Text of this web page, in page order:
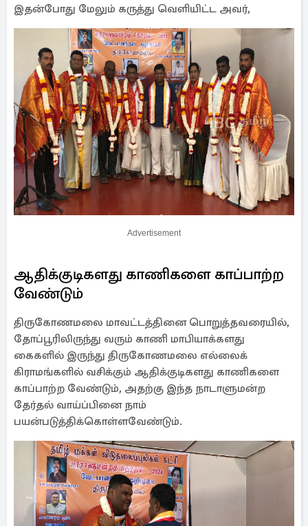
இதன்போது மேலும் கருத்து வெளியிட்ட அவர்,
Advertisement
ஆதிக்குடிகளது காணிகளை காப்பாற்ற
வேண்டும்
திருகோணமலை மாவட்டத்தினை பொறுத்தவரையில்,
தோப்பூரிலிருந்து வரும் காணி மாபியாக்களது
கைகளில் இருந்து திருகோணமலை எல்லைக்
கிராமங்களில் வசிக்கும் ஆதிக்குடிகளது காணிகளை
காப்பாற்ற வேண்டும், அதற்கு இந்த நாடாளுமன்ற
தேர்தல் வாய்ப்பினை நாம்
பயன்படுத்திக்கொள்ளவேண்டும்.